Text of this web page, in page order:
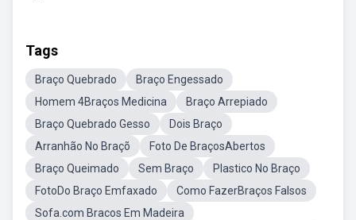
Tags
Braço Quebrado
Braço Engessado
Homem 4Braços Medicina
Braço Arrepiado
Braço Quebrado Gesso
Dois Braço
Arranhão No Braçõ
Foto De BraçosAbertos
Braço Queimado
Sem Braço
Plastico No Braço
FotoDo Braço Emfaxado
Como FazerBraços Falsos
Sofa.com Bracos Em Madeira